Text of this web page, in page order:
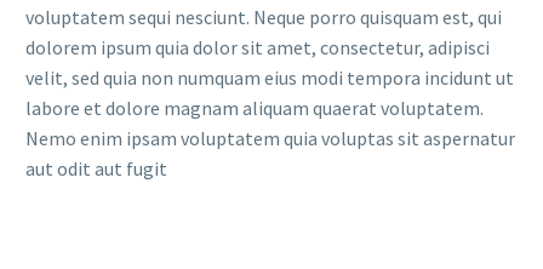
voluptatem sequi nesciunt. Neque porro quisquam est, qui
dolorem ipsum quia dolor sit amet, consectetur, adipisci
velit, sed quia non numquam eius modi tempora incidunt ut
labore et dolore magnam aliquam quaerat voluptatem.
Nemo enim ipsam voluptatem quia voluptas sit aspernatur
aut odit aut fugit